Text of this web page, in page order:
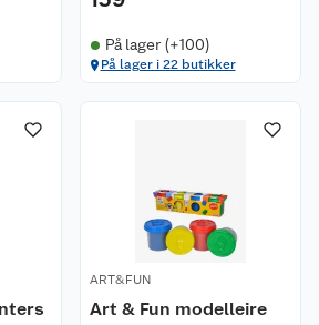
På lager (+100)
På lager i 22 butikker
ART&FUN
Art & Fun modelleire